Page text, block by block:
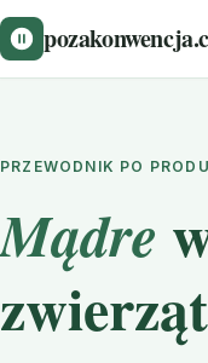
PRZEWODNIK PO
Mądre